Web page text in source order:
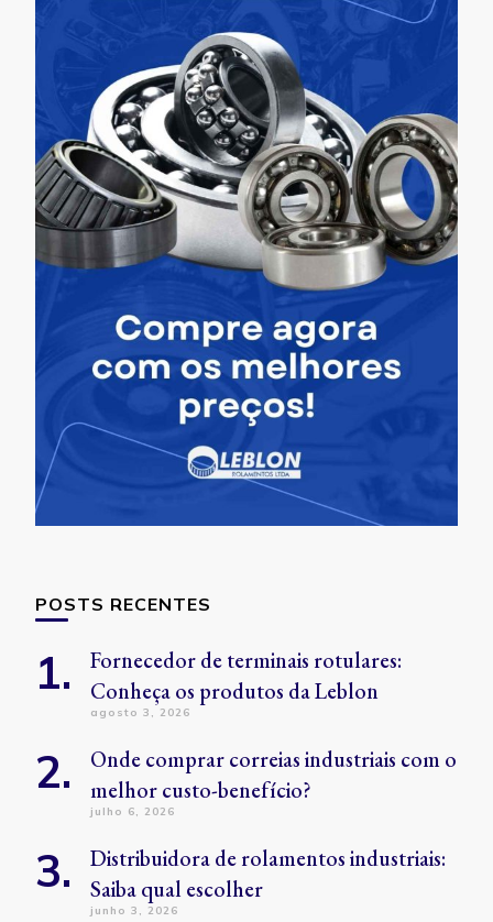
POSTS RECENTES
Fornecedor de terminais rotulares:
Conheça os produtos da Leblon
agosto 3, 2026
Onde comprar correias industriais com o
melhor custo-benefício?
julho 6, 2026
Distribuidora de rolamentos industriais:
Saiba qual escolher
junho 3, 2026